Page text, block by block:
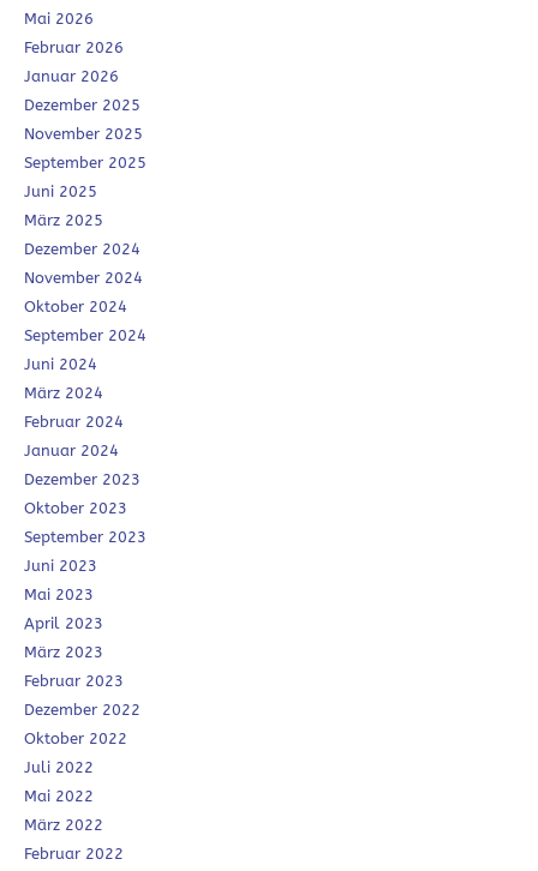
Mai 2026
Februar 2026
Januar 2026
Dezember 2025
November 2025
September 2025
Juni 2025
März 2025
Dezember 2024
November 2024
Oktober 2024
September 2024
Juni 2024
März 2024
Februar 2024
Januar 2024
Dezember 2023
Oktober 2023
September 2023
Juni 2023
Mai 2023
April 2023
März 2023
Februar 2023
Dezember 2022
Oktober 2022
Juli 2022
Mai 2022
März 2022
Februar 2022